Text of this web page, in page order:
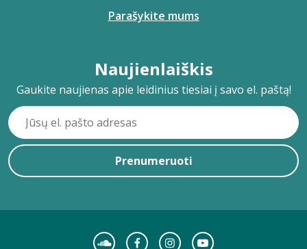
Parašykite mums
Naujienlaiškis
Gaukite naujienas apie leidinius tiesiai į savo el. paštą!
Prenumeruoti